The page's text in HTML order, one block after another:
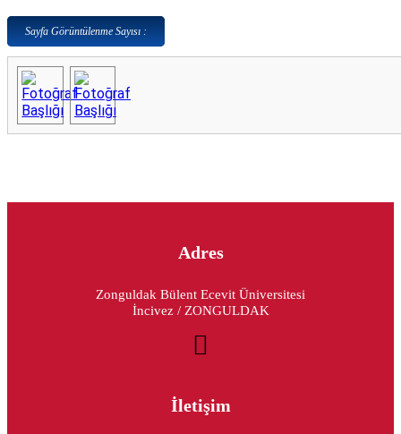
Sayfa Görüntülenme Sayısı :
Adres
Zonguldak Bülent Ecevit Üniversitesi
İncivez / ZONGULDAK
İletişim